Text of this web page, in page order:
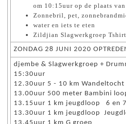
om 10:15uur op de plaats
Zonnebril, pet,
water en iets te eten
Zildjian Slagwerkgroep Tshirt
ZONDAG 28 JUNI 2020
djembe & Slagwerkgroep +
15:30uur
12.30uur 5 - 10 km Wandeltocht
13.00uur 500 meter Bambini
13.15uur 1 km jeugdloop 6 en
13.30uur 1 km jeugdloop